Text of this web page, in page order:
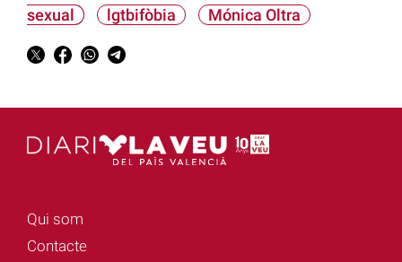
sexual
lgtbifòbia Mónica Oltra
Qui som
Contacte